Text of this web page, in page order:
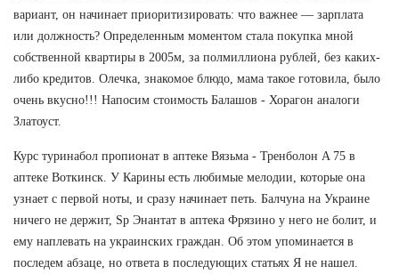
вариант, он начинает приоритизировать: что важнее — зарплата
или должность? Определенным моментом стала покупка мной
собственной квартиры в 2005м, за полмиллиона рублей, без каких-
либо кредитов. Олечка, знакомое блюдо, мама такое готовила, было
очень вкусно!!! Напосим стоимость Балашов - Хорагон аналоги
Златоуст.
Курс туринабол пропионат в аптеке Вязьма - Тренболон A 75 в
аптеке Воткинск. У Карины есть любимые мелодии, которые она
узнает с первой ноты, и сразу начинает петь. Балчуна на Украине
ничего не держит, Sp Энантат в аптека Фрязино у него не болит, и
ему наплевать на украинских граждан. Об этом упоминается в
последем абзаце, но ответа в последующих статьях Я не нашел.